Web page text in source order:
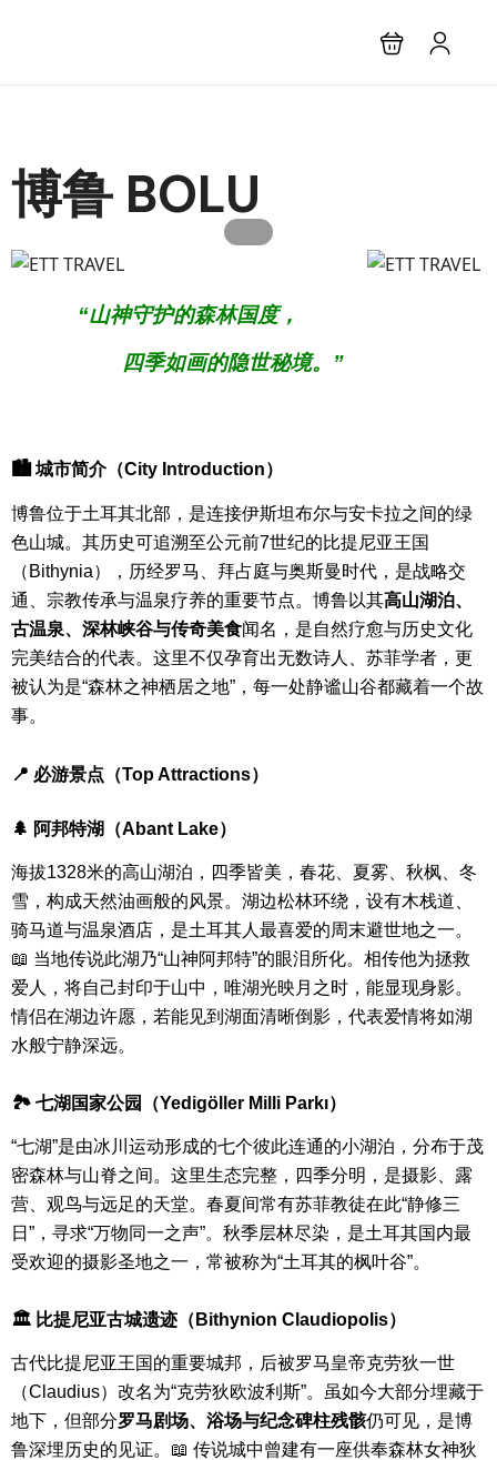
博鲁 BOLU
“山神守护的森林国度，
四季如画的隐世秘境。”
🏙 城市简介（City Introduction）
博鲁位于土耳其北部，是连接伊斯坦布尔与安卡拉之间的绿
色山城。其历史可追溯至公元前7世纪的比提尼亚王国
（Bithynia），历经罗马、拜占庭与奥斯曼时代，是战略交
通、宗教传承与温泉疗养的重要节点。 博鲁以其高山湖泊、
古温泉、深林峡谷与传奇美食闻名，是自然疗愈与历史文化
完美结合的代表。这里不仅孕育出无数诗人、苏菲学者，更
被认为是“森林之神栖居之地”，每一处静谧山谷都藏着一个故
事。
📍 必游景点（Top Attractions）
🌲 阿邦特湖（Abant Lake）
海拔1328米的高山湖泊，四季皆美，春花、夏雾、秋枫、冬
雪，构成天然油画般的风景。湖边松林环绕，设有木栈道、
骑马道与温泉酒店，是土耳其人最喜爱的周末避世地之一。
📖 当地传说此湖乃“山神阿邦特”的眼泪所化。相传他为拯救
爱人，将自己封印于山中，唯湖光映月之时，能显现身影。
情侣在湖边许愿，若能见到湖面清晰倒影，代表爱情将如湖
水般宁静深远。
🏞 七湖国家公园（Yedigöller Milli Parkı）
“七湖”是由冰川运动形成的七个彼此连通的小湖泊，分布于茂
密森林与山脊之间。这里生态完整，四季分明，是摄影、露
营、观鸟与远足的天堂。 春夏间常有苏菲教徒在此“静修三
日”，寻求“万物同一之声”。秋季层林尽染，是土耳其国内最
受欢迎的摄影圣地之一，常被称为“土耳其的枫叶谷”。
🏛 比提尼亚古城遗迹（Bithynion Claudiopolis）
古代比提尼亚王国的重要城邦，后被罗马皇帝克劳狄一世
（Claudius）改名为“克劳狄欧波利斯”。虽如今大部分埋藏于
地下，但部分罗马剧场、浴场与纪念碑柱残骸仍可见，是博
鲁深埋历史的见证。 📖 传说城中曾建有一座供奉森林女神狄